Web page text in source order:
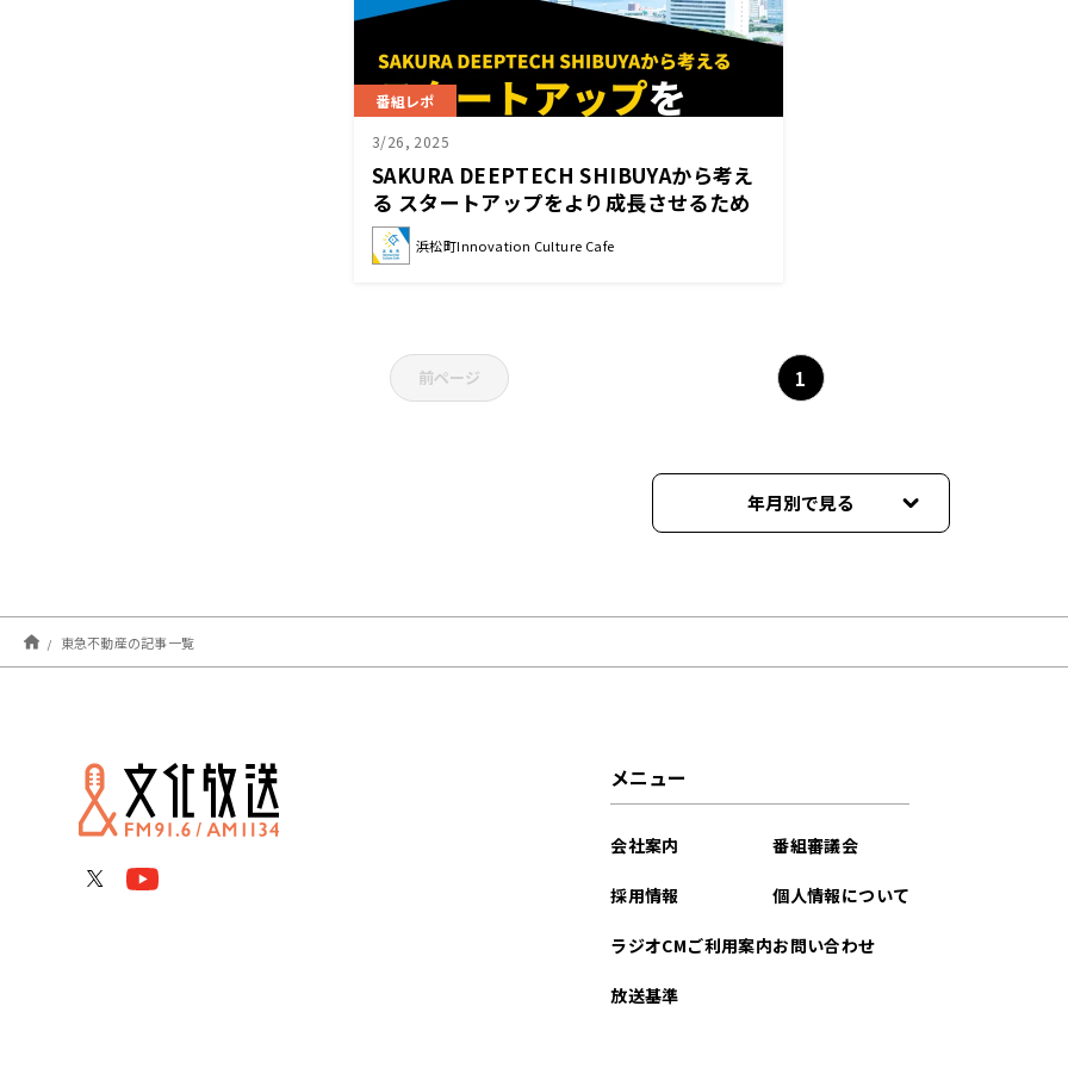
番組レポ
3/26, 2025
SAKURA DEEPTECH SHIBUYAから考え
る スタートアップをより成長させるため
には？
浜松町Innovation Culture Cafe
前ページ 1
年月別で見る
東急不動産の記事一覧
メニュー
会社案内
採用情報
ラジオCMご利用案内
放送基準
番組審議会
個人情報について
お問い合わせ